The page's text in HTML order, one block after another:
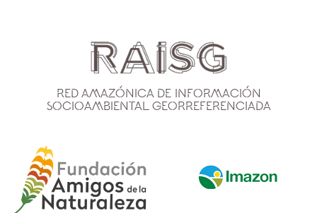
Red Amazónica de Información
Socioambiental Georreferenciada